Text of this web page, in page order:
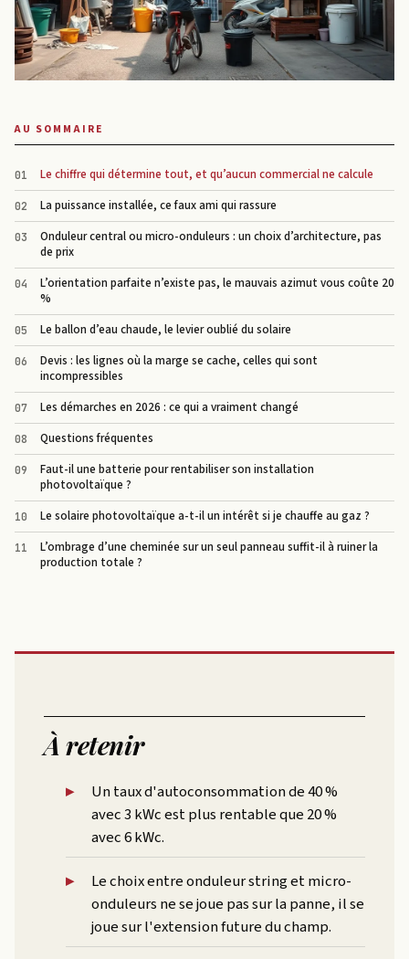
AU SOMMAIRE
Le chiffre qui détermine tout, et qu’aucun commercial ne calcule
La puissance installée, ce faux ami qui rassure
Onduleur central ou micro-onduleurs : un choix d’architecture, pas
de prix
L’orientation parfaite n’existe pas, le mauvais azimut vous coûte 20
%
Le ballon d’eau chaude, le levier oublié du solaire
Devis : les lignes où la marge se cache, celles qui sont
incompressibles
Les démarches en 2026 : ce qui a vraiment changé
Questions fréquentes
Faut-il une batterie pour rentabiliser son installation
photovoltaïque ?
Le solaire photovoltaïque a-t-il un intérêt si je chauffe au gaz ?
L’ombrage d’une cheminée sur un seul panneau suffit-il à ruiner la
production totale ?
À retenir
Un taux d'autoconsommation de 40 %
avec 3 kWc est plus rentable que 20 %
avec 6 kWc.
Le choix entre onduleur string et micro-
onduleurs ne se joue pas sur la panne, il se
joue sur l'extension future du champ.